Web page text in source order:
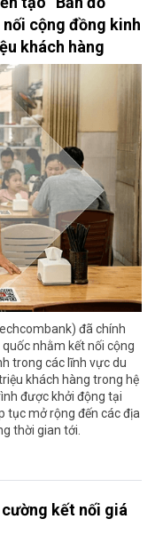
cộng đồng kinh
khách hàng
đã chính
nhằm kết nối cộng
trong các lĩnh vực du
khách hàng trong hệ
được khởi động tại
tục mở rộng đến các địa
thời gian tới.
kết nối giá